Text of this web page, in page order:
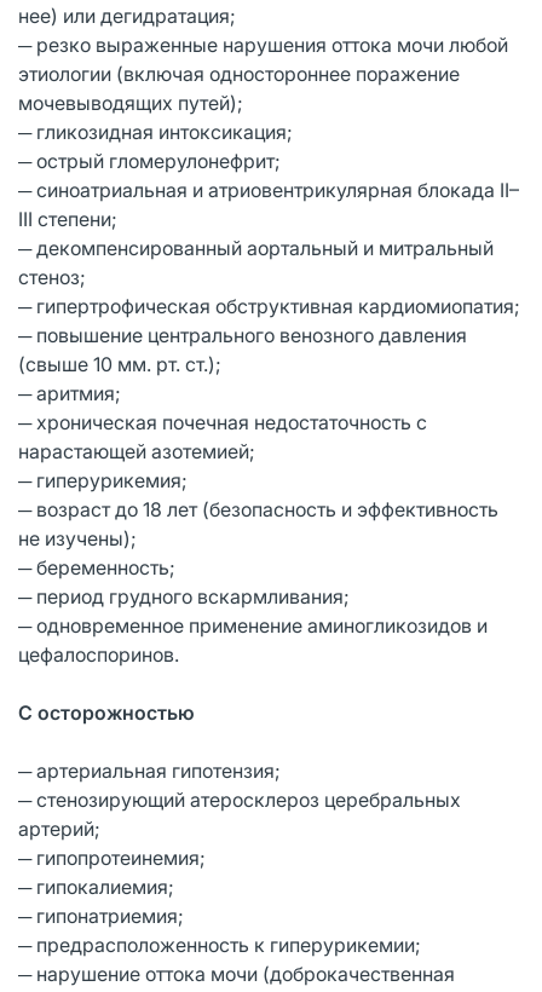
нее) или дегидратация;
─ резко выраженные нарушения оттока мочи любой
этиологии (включая одностороннее поражение
мочевыводящих путей);
─ гликозидная интоксикация;
─ острый гломерулонефрит;
─ синоатриальная и атриовентрикулярная блокада II–
III степени;
─ декомпенсированный аортальный и митральный
стеноз;
─ гипертрофическая обструктивная кардиомиопатия;
─ повышение центрального венозного давления
(свыше 10 мм. рт. ст.);
─ аритмия;
─ хроническая почечная недостаточность с
нарастающей азотемией;
─ гиперурикемия;
─ возраст до 18 лет (безопасность и эффективность
не изучены);
─ беременность;
─ период грудного вскармливания;
─ одновременное применение аминогликозидов и
цефалоспоринов.
С осторожностью
─ артериальная гипотензия;
─ стенозирующий атеросклероз церебральных
артерий;
─ гипопротеинемия;
─ гипокалиемия;
─ гипонатриемия;
─ предрасположенность к гиперурикемии;
─ нарушение оттока мочи (доброкачественная